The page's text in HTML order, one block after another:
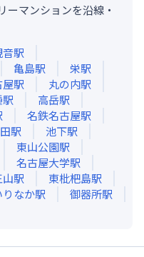
ーマンションを沿線・
音駅
亀島駅 栄駅
屋駅 丸の内駅
駅 高岳駅
名鉄名古屋駅
駅 池下駅
東山公園駅
名古屋大学駅
山駅 東枇杷島駅
りなか駅 御器所駅